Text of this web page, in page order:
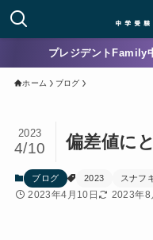
プレジデントFamily
ホーム ブログ
偏差値に
2023
4/10
ブログ 2023 スナフ
2023年4月10日 2023年8